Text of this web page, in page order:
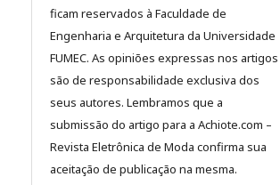
ficam reservados à Faculdade de
Engenharia e Arquitetura da Universidade
FUMEC. As opiniões expressas nos artigos
são de responsabilidade exclusiva dos
seus autores. Lembramos que a
submissão do artigo para a Achiote.com –
Revista Eletrônica de Moda confirma sua
aceitação de publicação na mesma.